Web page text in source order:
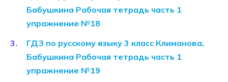
Бабушкина Рабочая тетрадь часть 1
упражнение №18
ГДЗ по русскому языку 3 класс Климанова,
Бабушкина Рабочая тетрадь часть 1
упражнение №19